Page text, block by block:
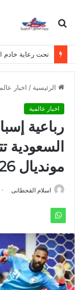
بحث
الرئيسية / اخبار
اخبار عالمية
رباعية
السعودية
مونديال 2026
اسلام القحطانى